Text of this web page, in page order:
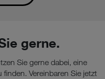
gerne.
Sie gerne dabei, eine
Vereinbaren Sie jetzt